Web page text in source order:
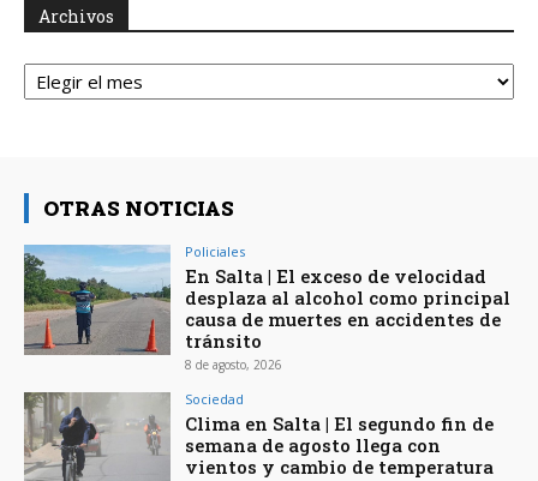
Archivos
Archivos
OTRAS NOTICIAS
Policiales
En Salta | El exceso de velocidad
desplaza al alcohol como principal
causa de muertes en accidentes de
tránsito
8 de agosto, 2026
Sociedad
Clima en Salta | El segundo fin de
semana de agosto llega con
vientos y cambio de temperatura